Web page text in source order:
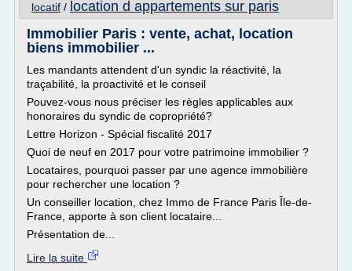
locatif / location d appartements sur paris
Immobilier Paris : vente, achat, location
biens immobilier ...
Les mandants attendent d'un syndic la réactivité, la
traçabilité, la proactivité et le conseil
Pouvez-vous nous préciser les règles applicables aux
honoraires du syndic de copropriété?
Lettre Horizon - Spécial fiscalité 2017
Quoi de neuf en 2017 pour votre patrimoine immobilier ?
Locataires, pourquoi passer par une agence immobilière
pour rechercher une location ?
Un conseiller location, chez Immo de France Paris Île-de-
France, apporte à son client locataire...
Présentation de...
Lire la suite